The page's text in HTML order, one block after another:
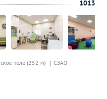
поле (252 м) СЗАО
1013